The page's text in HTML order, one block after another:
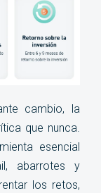
cambio, la
que nunca.
esencial
abarrotes y
los retos,